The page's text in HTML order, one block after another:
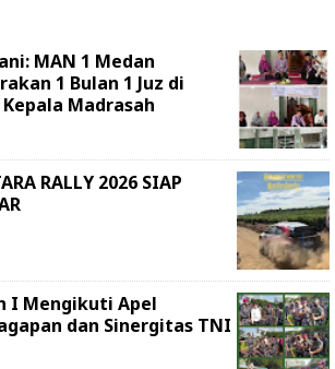
MAN 1 Medan
1 Bulan 1 Juz di
Madrasah
RALLY 2026 SIAP
I Mengikuti Apel
dan Sinergitas TNI